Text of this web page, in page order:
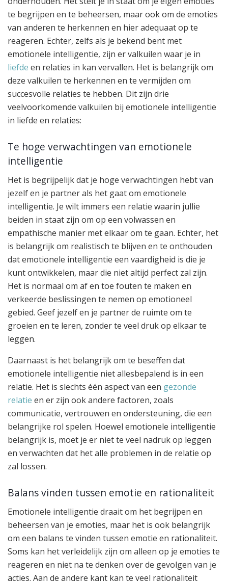
te begrijpen en te beheersen, maar ook om de emoties
van anderen te herkennen en hier adequaat op te
reageren. Echter, zelfs als je bekend bent met
emotionele intelligentie, zijn er valkuilen waar je in
liefde en relaties in kan vervallen. Het is belangrijk om
deze valkuilen te herkennen en te vermijden om
succesvolle relaties te hebben. Dit zijn drie
veelvoorkomende valkuilen bij emotionele intelligentie
in liefde en relaties:
Te hoge verwachtingen van emotionele
intelligentie
Het is begrijpelijk dat je hoge verwachtingen hebt van
jezelf en je partner als het gaat om emotionele
intelligentie. Je wilt immers een relatie waarin jullie
beiden in staat zijn om op een volwassen en
empathische manier met elkaar om te gaan. Echter, het
is belangrijk om realistisch te blijven en te onthouden
dat emotionele intelligentie een vaardigheid is die je
kunt ontwikkelen, maar die niet altijd perfect zal zijn.
Het is normaal om af en toe fouten te maken en
verkeerde beslissingen te nemen op emotioneel
gebied. Geef jezelf en je partner de ruimte om te
groeien en te leren, zonder te veel druk op elkaar te
leggen.
Daarnaast is het belangrijk om te beseffen dat
emotionele intelligentie niet allesbepalend is in een
relatie. Het is slechts één aspect van een gezonde
relatie en er zijn ook andere factoren, zoals
communicatie, vertrouwen en ondersteuning, die een
belangrijke rol spelen. Hoewel emotionele intelligentie
belangrijk is, moet je er niet te veel nadruk op leggen
en verwachten dat het alle problemen in de relatie op
zal lossen.
Balans vinden tussen emotie en rationaliteit
Emotionele intelligentie draait om het begrijpen en
beheersen van je emoties, maar het is ook belangrijk
om een balans te vinden tussen emotie en rationaliteit.
Soms kan het verleidelijk zijn om alleen op je emoties te
reageren en niet na te denken over de gevolgen van je
acties. Aan de andere kant kan te veel rationaliteit